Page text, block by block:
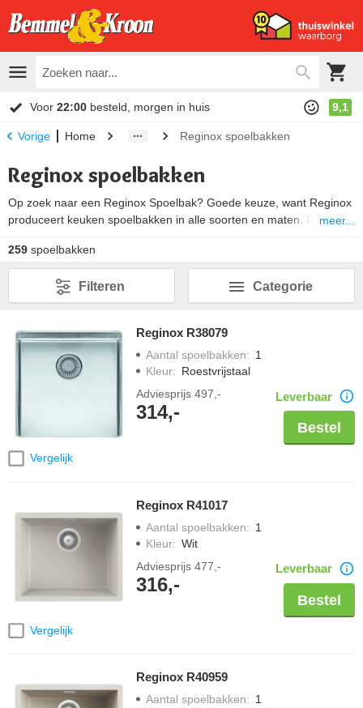
Voor 22:00 besteld, morgen in huis 9,1
Vorige Home Reginox spoelbakken
Reginox spoelbakken
Op zoek naar een Reginox Spoelbak? Goede keuze, want Reginox
produceert keuken spoelbakken in alle soorten en maten. Ronde
spoelbakken met een afdruipgedeelte. Hierbij heb je de keuze uit
verschillendeinbouwmethodenals vlakinbouw, opbouw of
onderbouw. Maar ook voor een gekleurde spoelbak van composiet
ben je bij Reginox aan het juiste adres. Daarnaast levert Reginox
garantie!
meer...
259 spoelbakken
Categorie
Filteren
Vergelijk
Reginox R38079
Aantal spoelbakken: 1
Kleur: Roestvrijstaal
Adviesprijs 497,-
314,-
Leverbaar
Bestel
Vergelijk
Reginox R41017
Aantal spoelbakken: 1
Kleur: Wit
Adviesprijs 477,-
316,-
Leverbaar
Bestel
Reginox R40959
Aantal spoelbakken: 1